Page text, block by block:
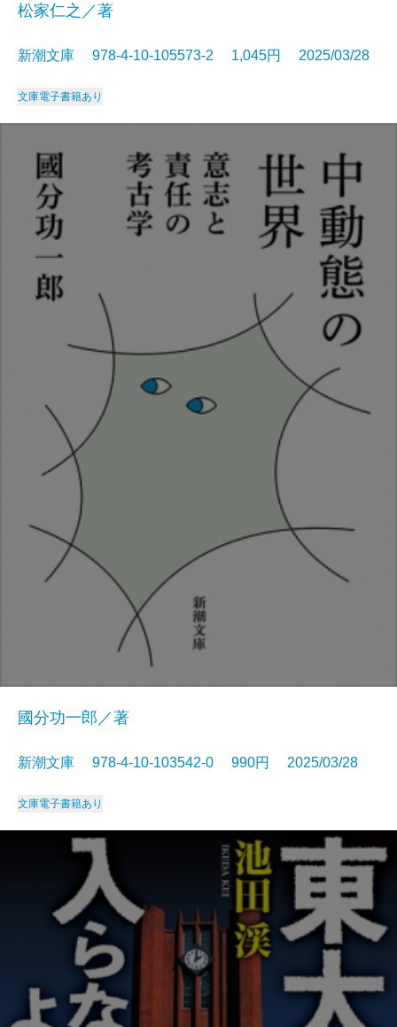
松家仁之／著
新潮文庫 978-4-10-105573-2 1,045円 2025/03/28
文庫電子書籍あり
國分功一郎／著
新潮文庫 978-4-10-103542-0 990円 2025/03/28
文庫電子書籍あり